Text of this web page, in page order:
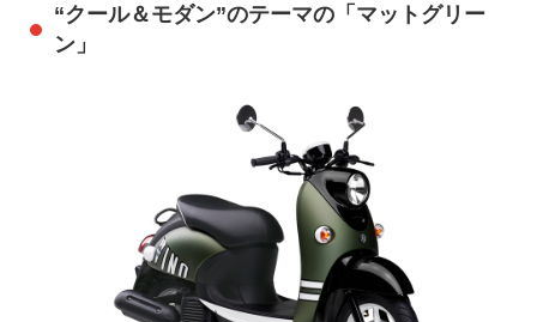
“クール＆モダン”のテーマの「マットグリー
ン」